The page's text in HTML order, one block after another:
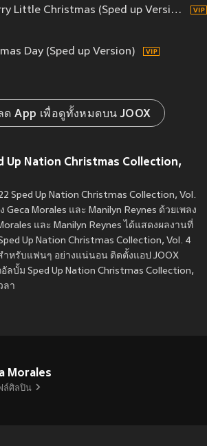
Have Yourself A Merry Little Christmas (Sped up Version)
Day (Sped up Version)
ด App เพื่อดูทั้งหมดบน JOOX
Up Nation Christmas Collection,
Sped Up Nation Christmas Collection, Vol.
Morales และ Manilyn Reynes ด้วยเพลง
และ Manilyn Reynes ได้แสดงผลงานที่
Up Nation Christmas Collection, Vol. 4
หรับแฟนๆ อย่างแน่นอน ติดตั้งแอป JOOX
ลบั้ม Sped Up Nation Christmas Collection,
ลา
Morales
ล์ศิลปิน